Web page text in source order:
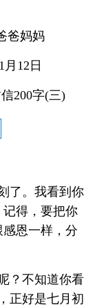
妈
日
200字(三)
了。我看到你
得，要把你
恩一样，分
？不知道你看
正好是七月初